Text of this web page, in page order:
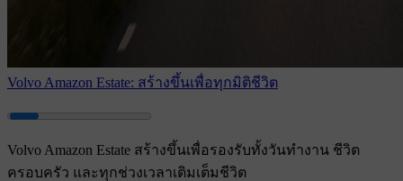
Volvo Amazon Estate: สร้างขึ้นเพื่อทุกมิติชีวิต
Volvo Amazon Estate สร้างขึ้นเพื่อรองรับทั้งวันทำงาน ชีวิต
ครอบครัว และทุกช่วงเวลาเติมเต็มชีวิต